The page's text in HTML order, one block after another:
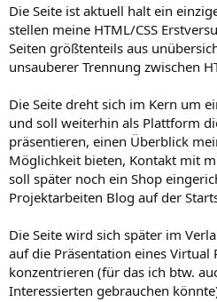
Die Seite ist aktuell halt ein
stellen meine HTML/CSS
Seiten größtenteils aus
unsauberer Trennung zwischen
Die Seite dreht sich im Kern um
und soll weiterhin als Plattform
präsentieren, einen Überblick
Möglichkeit bieten, Kontakt mit
soll später noch ein Shop
Projektarbeiten Blog auf der
Die Seite wird sich später im
auf die Präsentation eines Virtual
konzentrieren (für das ich btw.
Interessierten gebrauchen